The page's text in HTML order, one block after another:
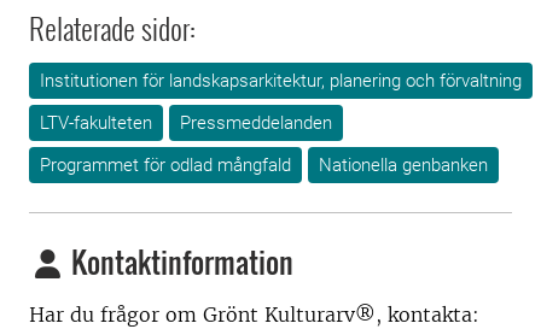
Relaterade sidor:
Institutionen för landskapsarkitektur, planering och förvaltning
LTV-fakulteten
Pressmeddelanden
Programmet för odlad mångfald
Nationella genbanken
Kontaktinformation
Har du frågor om Grönt Kulturarv®, kontakta: